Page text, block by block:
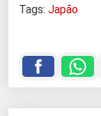
Tags: Japão